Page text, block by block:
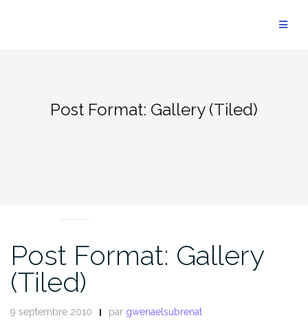
Post Format: Gallery (Tiled)
Post Format: Gallery
(Tiled)
9 septembre 2010 par gwenaelsubrenat